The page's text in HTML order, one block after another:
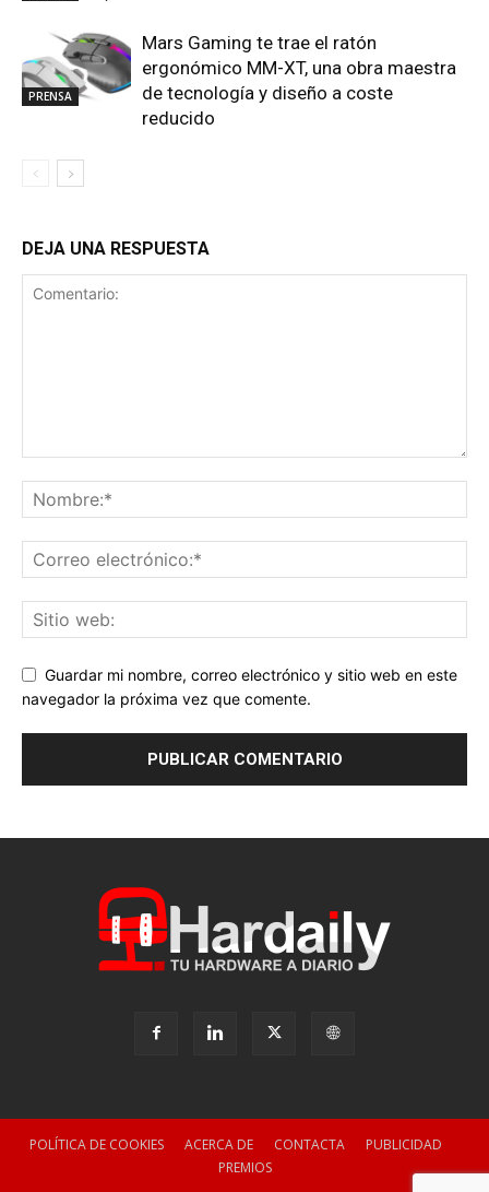
PRENSA
Mars Gaming te trae el ratón
ergonómico MM-XT, una obra maestra
de tecnología y diseño a coste
reducido
DEJA UNA RESPUESTA
Guardar mi nombre, correo electrónico y sitio web en este
navegador la próxima vez que comente.
POLÍTICA DE COOKIES ACERCA DE CONTACTA
PUBLICIDAD
PREMIOS